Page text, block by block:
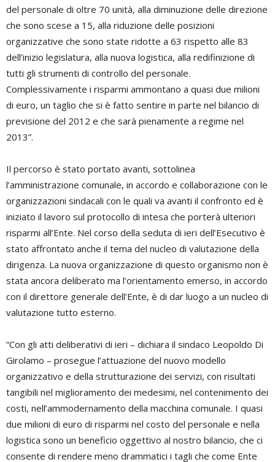
del personale di oltre 70 unità, alla diminuzione delle direzione
che sono scese a 15, alla riduzione delle posizioni
organizzative che sono state ridotte a 63 rispetto alle 83
dell’inizio legislatura, alla nuova logistica, alla redifinizione di
tutti gli strumenti di controllo del personale.
Complessivamente i risparmi ammontano a quasi due milioni
di euro, un taglio che si è fatto sentire in parte nel bilancio di
previsione del 2012 e che sarà pienamente a regime nel
2013”.
Il percorso è stato portato avanti, sottolinea
l’amministrazione comunale, in accordo e collaborazione con le
organizzazioni sindacali con le quali va avanti il confronto ed è
iniziato il lavoro sul protocollo di intesa che porterà ulteriori
risparmi all’Ente. Nel corso della seduta di ieri dell’Esecutivo è
stato affrontato anche il tema del nucleo di valutazione della
dirigenza. La nuova organizzazione di questo organismo non è
stata ancora deliberato ma l’orientamento emerso, in accordo
con il direttore generale dell’Ente, è di dar luogo a un nucleo di
valutazione tutto esterno.
“Con gli atti deliberativi di ieri – dichiara il sindaco Leopoldo Di
Girolamo – prosegue l’attuazione del nuovo modello
organizzativo e della strutturazione dei servizi, con risultati
tangibili nel miglioramento dei medesimi, nel contenimento dei
costi, nell’ammodernamento della macchina comunale. I quasi
due milioni di euro di risparmi nel costo del personale e nella
logistica sono un beneficio oggettivo al nostro bilancio, che ci
consente di rendere meno drammatici i tagli che come Ente